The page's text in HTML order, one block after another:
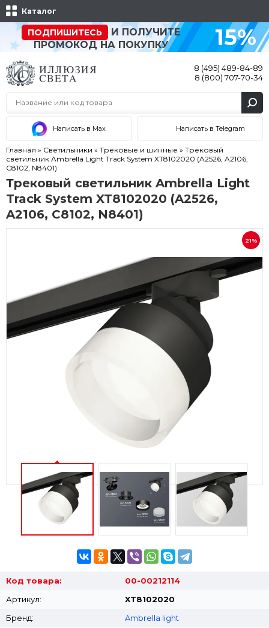
Каталог
ПОДПИШИТЕСЬ
И ПОЛУЧИТЕ
ПРОМОКОД НА ПОКУПКУ
15%
8 (495) 489-84-89
8 (800) 707-70-34
Написать в Max Написать в Telegram
Главная » Светильники » Трековые и шинные » Трековый
светильник Ambrella Light Track System XT8102020 (A2526, A2106,
C8102, N8401)
Трековый светильник Ambrella Light
Track System XT8102020 (A2526,
A2106, C8102, N8401)
21%
Код товара:
00-00212114
Артикул:
XT8102020
Бренд:
Ambrella light